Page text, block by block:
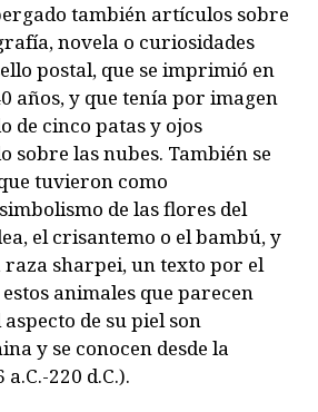
también artículos sobre
novela o curiosidades
postal, que se imprimió en
años, y que tenía por imagen
de cinco patas y ojos
sobre las nubes. También se
tuvieron como
de las flores del
el crisantemo o el bambú, y
raza sharpei, un texto por el
animales que parecen
de su piel son
y se conocen desde la
220 d.C.).